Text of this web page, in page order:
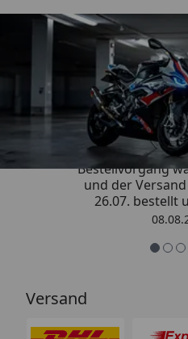
Trusted
„Sehr
Bestellvorgang
und der
26.07. bestellt
geliefert. Die
Versand